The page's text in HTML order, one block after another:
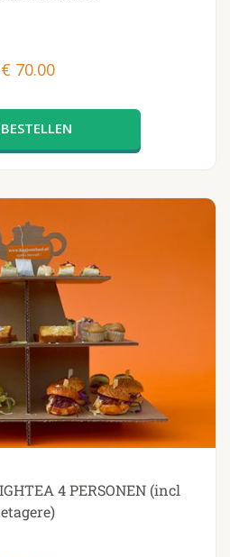
€ 70.00
4 PERSONEN (incl
etagere)